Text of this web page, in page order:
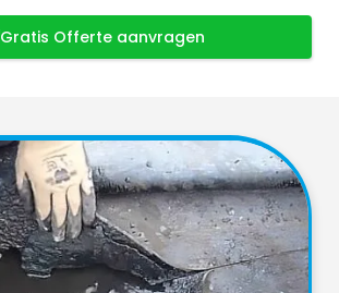
Gratis Offerte aanvragen